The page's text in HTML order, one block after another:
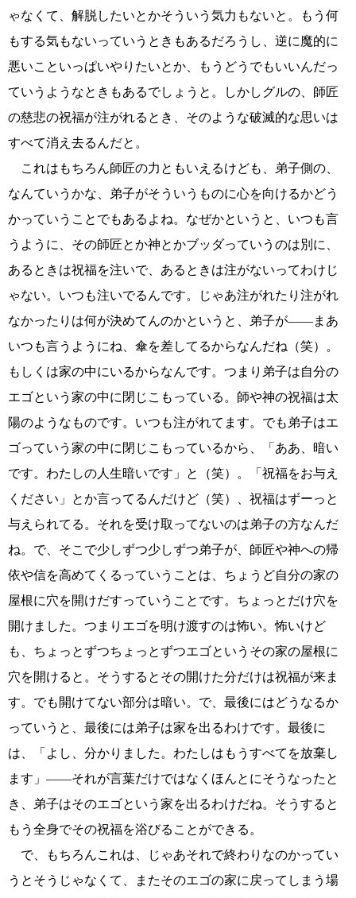
ゃなくて、解脱したいとかそういう気力もないと。もう何
もする気もないっていうときもあるだろうし、逆に魔的に
悪いこといっぱいやりたいとか、もうどうでもいいんだっ
ていうようなときもあるでしょうと。しかしグルの、師匠
の慈悲の祝福が注がれるとき、そのような破滅的な思いは
すべて消え去るんだと。
これはもちろん師匠の力ともいえるけども、弟子側の、
なんていうかな、弟子がそういうものに心を向けるかどう
かっていうことでもあるよね。なぜかというと、いつも言
うように、その師匠とか神とかブッダっていうのは別に、
あるときは祝福を注いで、あるときは注がないってわけじ
ゃない。いつも注いでるんです。じゃあ注がれたり注がれ
なかったりは何が決めてんのかというと、弟子が――まあ
いつも言うようにね、傘を差してるからなんだね（笑）。
もしくは家の中にいるからなんです。つまり弟子は自分の
エゴという家の中に閉じこもっている。師や神の祝福は太
陽のようなものです。いつも注がれてます。でも弟子はエ
ゴっていう家の中に閉じこもっているから、「ああ、暗い
です。わたしの人生暗いです」と（笑）。「祝福をお与え
ください」とか言ってるんだけど（笑）、祝福はずーっと
与えられてる。それを受け取ってないのは弟子の方なんだ
ね。で、そこで少しずつ少しずつ弟子が、師匠や神への帰
依や信を高めてくるっていうことは、ちょうど自分の家の
屋根に穴を開けだすっていうことです。ちょっとだけ穴を
開けました。つまりエゴを明け渡すのは怖い。怖いけど
も、ちょっとずつちょっとずつエゴというその家の屋根に
穴を開けると。そうするとその開けた分だけは祝福が来ま
す。でも開けてない部分は暗い。で、最後にはどうなるか
っていうと、最後には弟子は家を出るわけです。最後に
は、「よし、分かりました。わたしはもうすべてを放棄し
ます」――それが言葉だけではなくほんとにそうなったと
き、弟子はそのエゴという家を出るわけだね。そうすると
もう全身でその祝福を浴びることができる。
で、もちろんこれは、じゃあそれで終わりなのかってい
うとそうじゃなくて、またそのエゴの家に戻ってしまう場